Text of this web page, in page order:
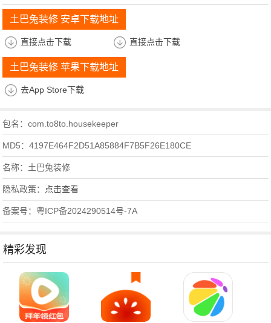
土巴兔装修 安卓下载地址
直接点击下载 直接点击下载
土巴兔装修 苹果下载地址
去App Store下载
包名：com.to8to.housekeeper
MD5：4197E464F2D51A85884F7B5F26E180CE
名称：土巴兔装修
隐私政策： 点击查看
备案号：粤ICP备2024290514号-7A
精彩发现